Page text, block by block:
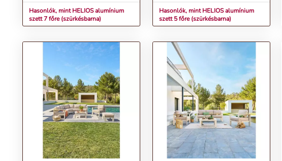
Hasonlók, mint HELIOS alumínium
szett 7 főre (szürkésbarna)
Hasonlók, mint HELIOS alumínium
szett 5 főre (szürkésbarna)